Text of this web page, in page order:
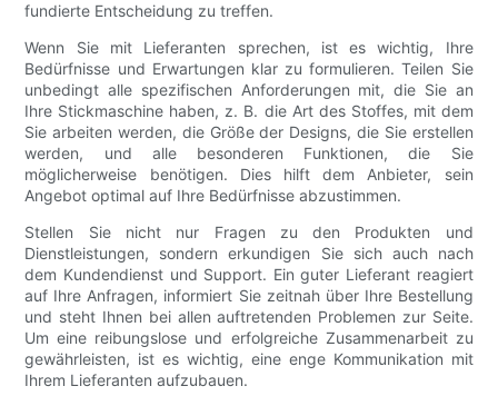
fundierte Entscheidung zu treffen.
Wenn Sie mit Lieferanten sprechen, ist es wichtig, Ihre
Bedürfnisse und Erwartungen klar zu formulieren. Teilen Sie
unbedingt alle spezifischen Anforderungen mit, die Sie an
Ihre Stickmaschine haben, z. B. die Art des Stoffes, mit dem
Sie arbeiten werden, die Größe der Designs, die Sie erstellen
werden, und alle besonderen Funktionen, die Sie
möglicherweise benötigen. Dies hilft dem Anbieter, sein
Angebot optimal auf Ihre Bedürfnisse abzustimmen.
Stellen Sie nicht nur Fragen zu den Produkten und
Dienstleistungen, sondern erkundigen Sie sich auch nach
dem Kundendienst und Support. Ein guter Lieferant reagiert
auf Ihre Anfragen, informiert Sie zeitnah über Ihre Bestellung
und steht Ihnen bei allen auftretenden Problemen zur Seite.
Um eine reibungslose und erfolgreiche Zusammenarbeit zu
gewährleisten, ist es wichtig, eine enge Kommunikation mit
Ihrem Lieferanten aufzubauen.